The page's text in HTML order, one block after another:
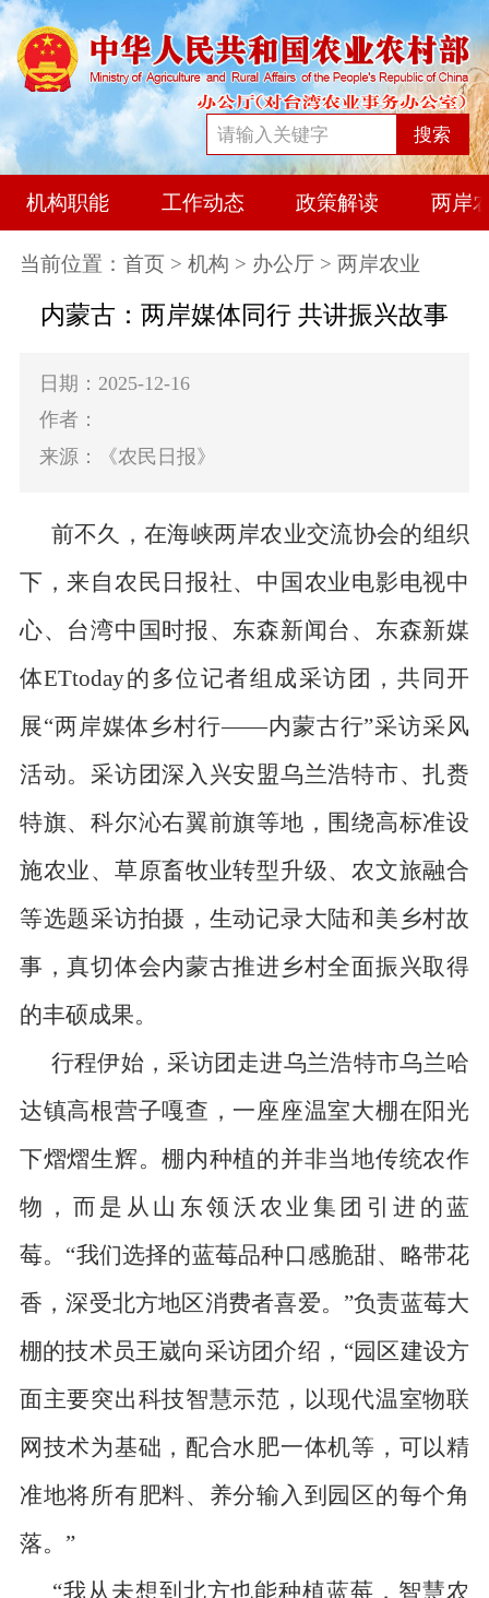
搜索
机构职能 工作动态 政策解读 两岸
当前位置： 首页 > 机构 > 办公厅> 两岸农业
内蒙古：两岸媒体同行 共讲振兴故事
日期：2025-12-16
作者：
来源：《农民日报》
前不久，在海峡两岸农业交流协会的组织
下，来自农民日报社、中国农业电影电视中
心、台湾中国时报、东森新闻台、东森新媒
体ETtoday的多位记者组成采访团，共同开
展“两岸媒体乡村行——内蒙古行”采访采风
活动。采访团深入兴安盟乌兰浩特市、扎赉
特旗、科尔沁右翼前旗等地，围绕高标准设
施农业、草原畜牧业转型升级、农文旅融合
等选题采访拍摄，生动记录大陆和美乡村故
事，真切体会内蒙古推进乡村全面振兴取得
的丰硕成果。
行程伊始，采访团走进乌兰浩特市乌兰哈
达镇高根营子嘎查，一座座温室大棚在阳光
下熠熠生辉。棚内种植的并非当地传统农作
物，而是从山东领沃农业集团引进的蓝
莓。“我们选择的蓝莓品种口感脆甜、略带花
香，深受北方地区消费者喜爱。”负责蓝莓大
棚的技术员王崴向采访团介绍，“园区建设方
面主要突出科技智慧示范，以现代温室物联
网技术为基础，配合水肥一体机等，可以精
准地将所有肥料、养分输入到园区的每个角
落。”
“我从未想到北方也能种植蓝莓，智慧农